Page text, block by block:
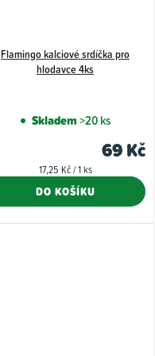
Flamingo kalciové srdíčka pro
hlodavce 4ks
Skladem>20 ks
69 Kč
Měrná
17,25 Kč / 1 ks
DO KOŠÍKU